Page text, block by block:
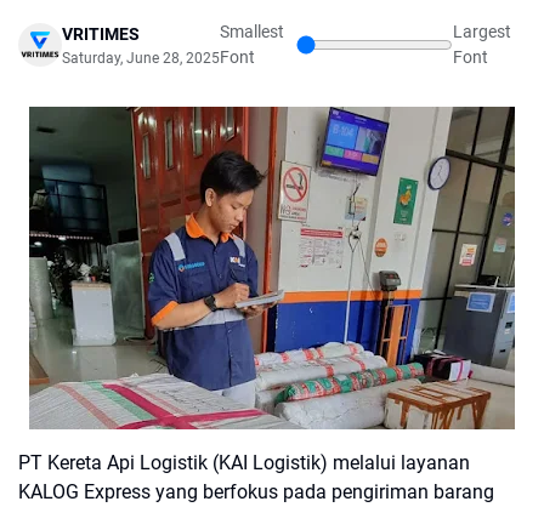
VRITIMES
Saturday, June 28, 2025
Smallest
Font
Largest
Font
PT Kereta Api Logistik (KAI Logistik) melalui layanan
KALOG Express yang berfokus pada pengiriman barang